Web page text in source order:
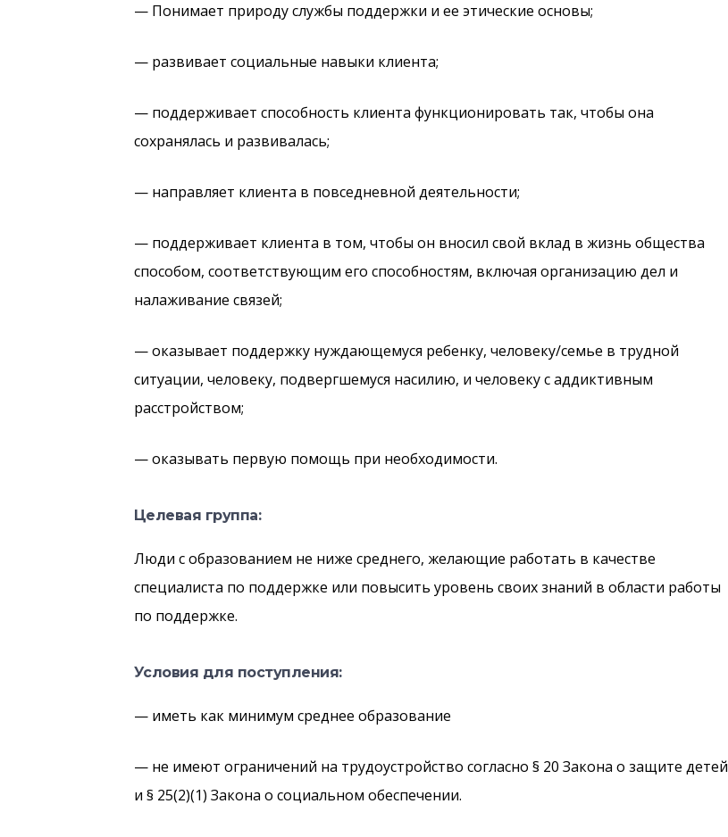
— Понимает природу службы поддержки и ее этические основы;
— развивает социальные навыки клиента;
— поддерживает способность клиента функционировать так, чтобы она
сохранялась и развивалась;
— направляет клиента в повседневной деятельности;
— поддерживает клиента в том, чтобы он вносил свой вклад в жизнь общества
способом, соответствующим его способностям, включая организацию дел и
налаживание связей;
— оказывает поддержку нуждающемуся ребенку, человеку/семье в трудной
ситуации, человеку, подвергшемуся насилию, и человеку с аддиктивным
расстройством;
— оказывать первую помощь при необходимости.
Целевая группа:
Люди с образованием не ниже среднего, желающие работать в качестве
специалиста по поддержке или повысить уровень своих знаний в области работы
по поддержке.
Условия для поступления:
— иметь как минимум среднее образование
— не имеют ограничений на трудоустройство согласно § 20 Закона о защите детей
и § 25(2)(1) Закона о социальном обеспечении.